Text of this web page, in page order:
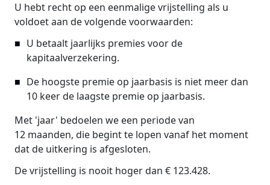
U hebt recht op een eenmalige vrijstelling als u
voldoet aan de volgende voorwaarden:
U betaalt jaarlijks premies voor de
kapitaalverzekering.
De hoogste premie op jaarbasis is niet meer dan
10 keer de laagste premie op jaarbasis.
Met 'jaar' bedoelen we een periode van
12 maanden, die begint te lopen vanaf het moment
dat de uitkering is afgesloten.
De vrijstelling is nooit hoger dan € 123.428.